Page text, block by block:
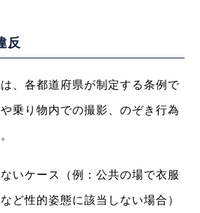
反
、各都道府県が制定する条例で
乗り物内での撮影、のぞき行為
いケース（例：公共の場で衣服
ど性的姿態に該当しない場合）